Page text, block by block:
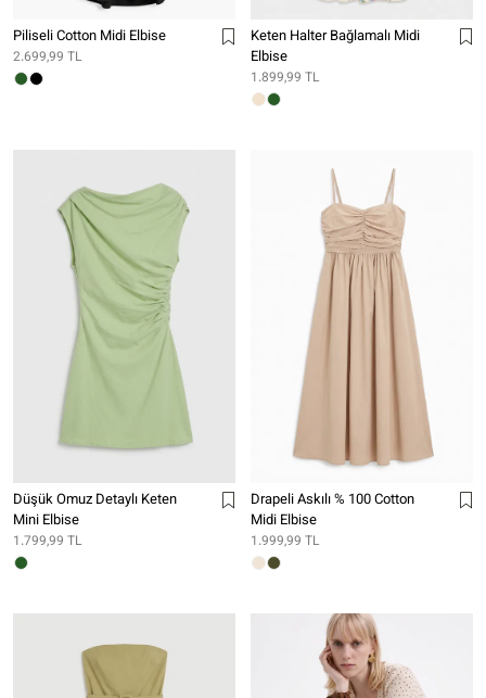
Piliseli Cotton Midi Elbise
2.699,99 TL
Keten Halter Bağlamalı Midi
Elbise
1.899,99 TL
Düşük Omuz Detaylı Keten
Mini Elbise
1.799,99 TL
Drapeli Askılı % 100 Cotton
Midi Elbise
1.999,99 TL